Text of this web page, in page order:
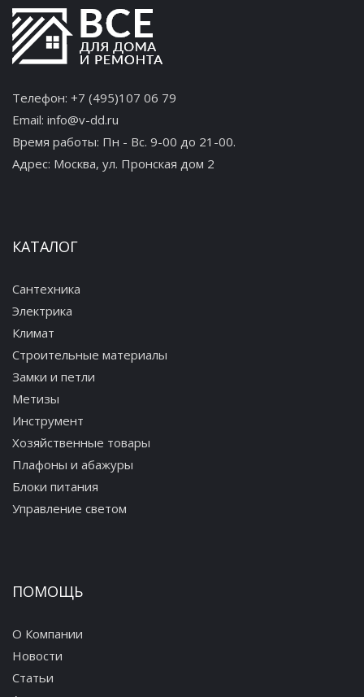
Телефон: +7 (495)107 06 79
Email: info@v-dd.ru
Время работы: Пн - Вс. 9-00 до 21-00.
Адрес: Москва, ул. Пронская дом 2
КАТАЛОГ
Сантехника
Электрика
Климат
Строительные материалы
Замки и петли
Метизы
Инструмент
Хозяйственные товары
Плафоны и абажуры
Блоки питания
Управление светом
ПОМОЩЬ
О Компании
Новости
Статьи